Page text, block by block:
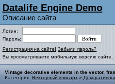
Datalife Engine Demo
Описание сайта
Логин:
Пароль:
Регистрация на сайте! Забыли пароль?
Вы просматриваете мобильную версию сайта.
Vintage decorative elements in the vector,
Категория: Векторный клипарт »